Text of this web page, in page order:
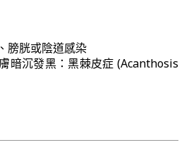
膀胱或陰道感染
暗沉發黑：黑棘皮症 (Acanthosis